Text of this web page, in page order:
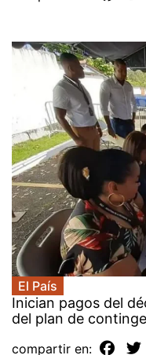
El País
Inician pagos del
del plan de
compartir en: